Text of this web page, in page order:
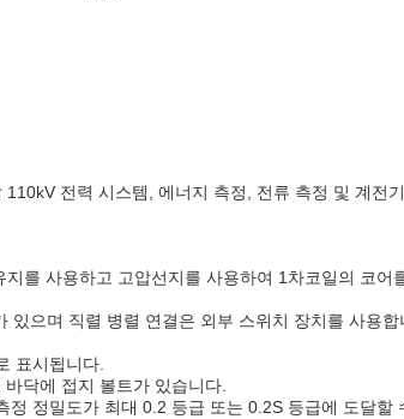
전력 시스템, 에너지 측정, 전류 측정 및 계전기
를 사용하고 고압선지를 사용하여 1차코일의 코어
으며 직렬 병렬 연결은 외부 스위치 장치를 사용합
표시됩니다.
닥에 접지 볼트가 있습니다.
정밀도가 최대 0.2 등급 또는 0.2S 등급에 도달할